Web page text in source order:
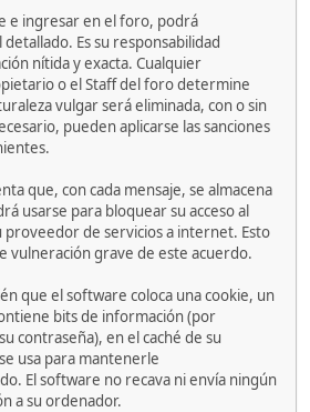
e ingresar en el foro, podrá
Es su responsabilidad
nítida y exacta. Cualquier
o el Staff del foro determine
vulgar será eliminada, con o sin
pueden aplicarse las sanciones
que, con cada mensaje, se almacena
usarse para bloquear su acceso al
proveedor de servicios a internet. Esto
vulneración grave de este acuerdo.
que el software coloca una cookie, un
bits de información (por
contraseña), en el caché de su
usa para mantenerle
El software no recava ni envía ningún
a su ordenador.